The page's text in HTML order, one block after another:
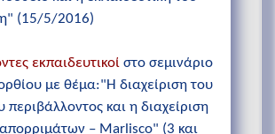
(15/5/2016)
εκπαιδευτικοί στο σεμινάριο
με θέμα:"Η διαχείριση του
περιβάλλοντος και η διαχείριση
– Marlisco" (3 και